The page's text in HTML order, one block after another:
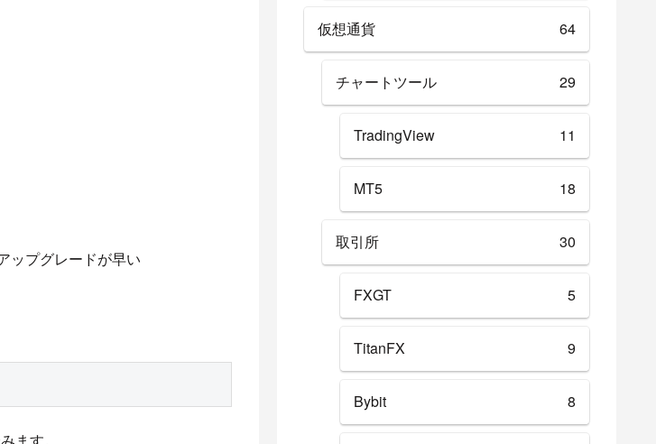
ップグレードが早い
ます。
仮想通貨 64
チャートツール 29
TradingView 11
MT5 18
取引所 30
FXGT 5
TitanFX 9
Bybit 8